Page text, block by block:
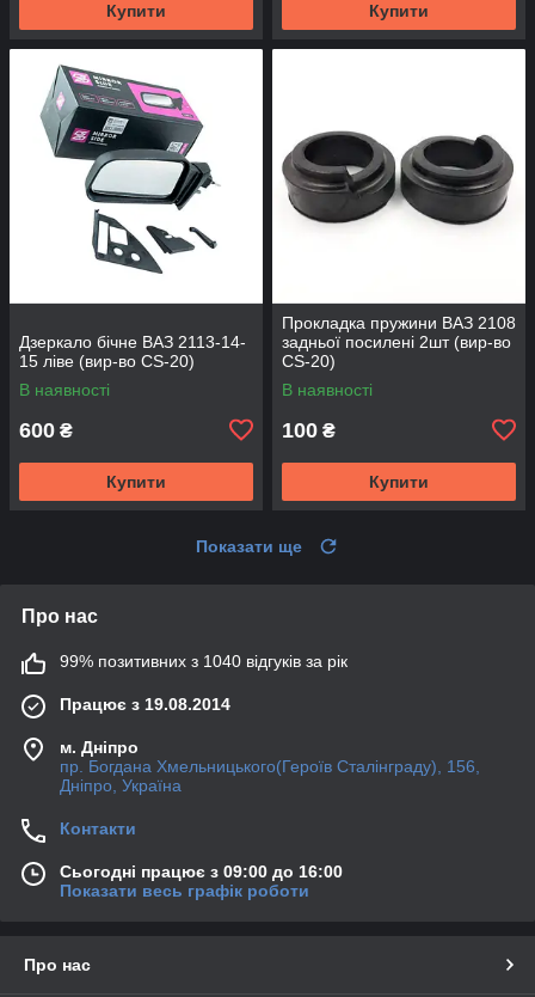
Купити Купити
Дзеркало бічне ВАЗ 2113-14-
15 ліве (вир-во CS-20)
В наявності
600 ₴
Купити
Прокладка пружини ВАЗ 2108
задньої посилені 2шт (вир-во
CS-20)
В наявності
100 ₴
Купити
Показати ще
Про нас
99% позитивних з 1040 відгуків за рік
Працює з 19.08.2014
м. Дніпро
пр. Богдана Хмельницького(Героїв Сталінграду), 156,
Дніпро, Україна
Контакти
Сьогодні працює з 09:00 до 16:00
Показати весь графік роботи
Про нас